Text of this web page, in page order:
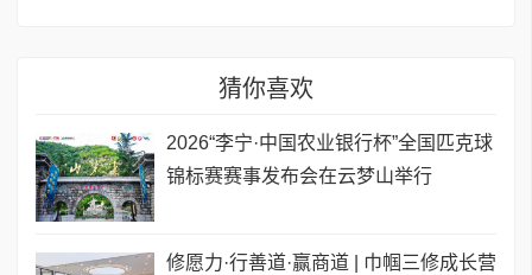
猜你喜欢
2026“李宁·中国农业银行杯”全国匹克球
锦标赛赛事发布会在云梦山举行
修愿力·行善道·赢商道 | 巾帼三修成长营